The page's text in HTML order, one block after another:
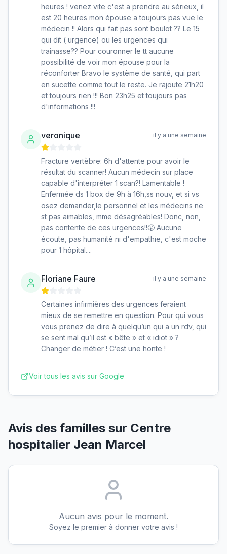
heures ! venez vite c'est a prendre au sérieux, il
est 20 heures mon épouse a toujours pas vue le
médecin !! Alors qui fait pas sont boulot ?? Le 15
qui dit ( urgence) ou les urgences qui
trainasse?? Pour couronner le tt aucune
possibilité de voir mon épouse pour la
réconforter Bravo le système de santé, qui part
en sucette comme tout le reste. Je rajoute 21h20
et toujours rien !!! Bon 23h25 et toujours pas
d'informations !!!
veronique il y a une semaine
Fracture vertèbre: 6h d'attente pour avoir le
résultat du scanner! Aucun médecin sur place
capable d'interpréter 1 scan?! Lamentable !
Enfermée ds 1 box de 9h à 16h,ss nouv, et si vs
osez demander,le personnel et les médecins ne
st pas aimables, mme désagréables! Donc, non,
pas contente de ces urgences!!😤 Aucune
écoute, pas humanité ni d'empathie, c'est moche
pour 1 hôpital....
Floriane Faure il y a une semaine
Certaines infirmières des urgences feraient
mieux de se remettre en question. Pour qui vous
vous prenez de dire à quelqu’un qui a un rdv, qui
se sent mal qu’il est « bête » et « idiot » ?
Changer de métier ! C’est une honte !
Voir tous les avis sur Google
Avis des familles sur Centre
hospitalier Jean Marcel
Aucun avis pour le moment.
Soyez le premier à donner votre avis !